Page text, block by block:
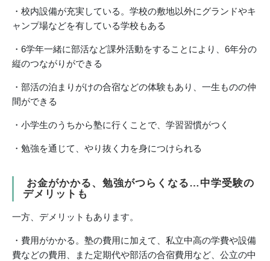
・校内設備が充実している。学校の敷地以外にグランドやキ
ャンプ場などを有している学校もある
・6学年一緒に部活など課外活動をすることにより、6年分の
縦のつながりができる
・部活の泊まりがけの合宿などの体験もあり、一生ものの仲
間ができる
・小学生のうちから塾に行くことで、学習習慣がつく
・勉強を通じて、やり抜く力を身につけられる
お金がかかる、勉強がつらくなる…中学受験の
デメリットも
一方、デメリットもあります。
・費用がかかる。塾の費用に加えて、私立中高の学費や設備
費などの費用、また定期代や部活の合宿費用など、公立の中